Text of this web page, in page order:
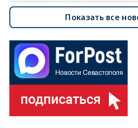
Показать все